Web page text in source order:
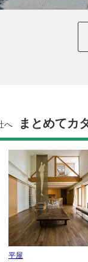
へ まとめてカ
平屋